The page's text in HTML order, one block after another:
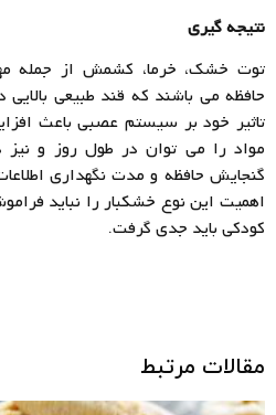
نتیجه گیری
توت خشک، خرما، کشمش از جمله
حافظه می باشند که قند طبیعی بالایی
تاثیر خود بر سیستم عصبی باعث
مواد را می توان در طول روز و نیز
گنجایش حافظه و مدت نگهداری اطلاعات
اهمیت این نوع خشکبار را نباید
کودکی باید جدی گرفت.
مقالات مرتبط